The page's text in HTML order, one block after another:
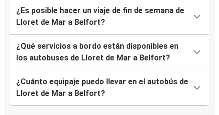
¿Es posible hacer un viaje de fin de semana de
Lloret de Mar a Belfort?
¿Qué servicios a bordo están disponibles en
los autobuses de Lloret de Mar a Belfort?
¿Cuánto equipaje puedo llevar en el autobús de
Lloret de Mar a Belfort?